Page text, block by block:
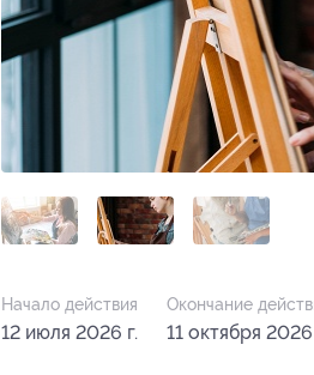
Начало действия
12 июля 2026 г.
Окончание
11 октября 2026